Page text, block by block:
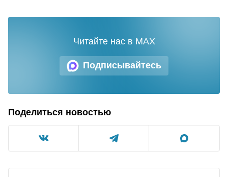
Подписывайтесь
Читайте нас в MAX
Поделиться новостью